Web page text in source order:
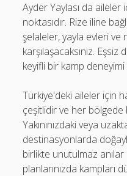
Ayder Yaylası da
noktasıdır. Rize iline
şelaleler, yayla evleri
karşılaşacaksınız.
keyifli bir kamp
Türkiye'deki aileler için
çeşitlidir ve her
Yakınınızdaki veya
destinasyonlarda
birlikte unutulmaz
planlarınızda kampları